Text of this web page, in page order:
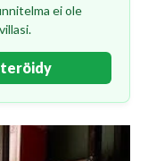
ei ole